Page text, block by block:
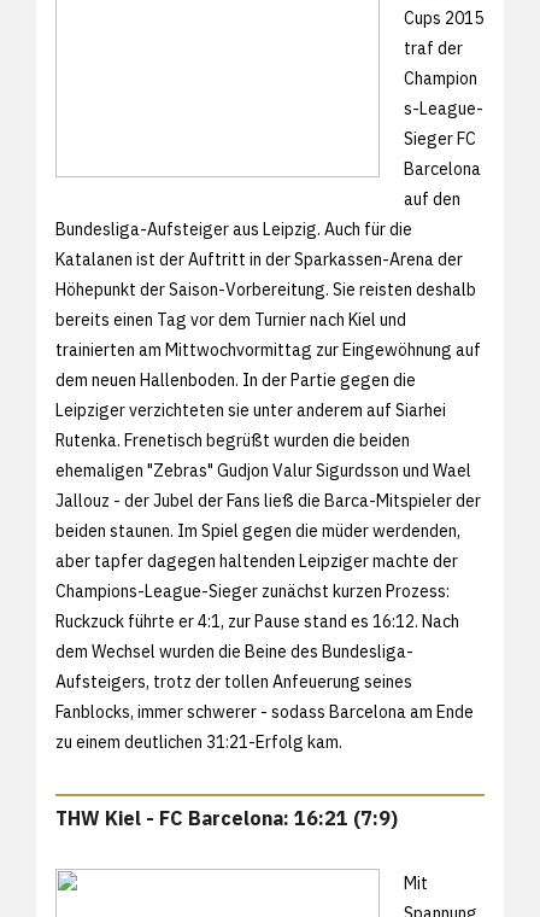
Cups 2015
traf der
Champion
s-League-
Sieger FC
Barcelona
auf den
Bundesliga-Aufsteiger aus Leipzig. Auch für die
Katalanen ist der Auftritt in der Sparkassen-Arena der
Höhepunkt der Saison-Vorbereitung. Sie reisten deshalb
bereits einen Tag vor dem Turnier nach Kiel und
trainierten am Mittwochvormittag zur Eingewöhnung auf
dem neuen Hallenboden. In der Partie gegen die
Leipziger verzichteten sie unter anderem auf Siarhei
Rutenka. Frenetisch begrüßt wurden die beiden
ehemaligen "Zebras" Gudjon Valur Sigurdsson und Wael
Jallouz - der Jubel der Fans ließ die Barca-Mitspieler der
beiden staunen. Im Spiel gegen die müder werdenden,
aber tapfer dagegen haltenden Leipziger machte der
Champions-League-Sieger zunächst kurzen Prozess:
Ruckzuck führte er 4:1, zur Pause stand es 16:12. Nach
dem Wechsel wurden die Beine des Bundesliga-
Aufsteigers, trotz der tollen Anfeuerung seines
Fanblocks, immer schwerer - sodass Barcelona am Ende
zu einem deutlichen 31:21-Erfolg kam.
THW Kiel - FC Barcelona: 16:21 (7:9)
Mit